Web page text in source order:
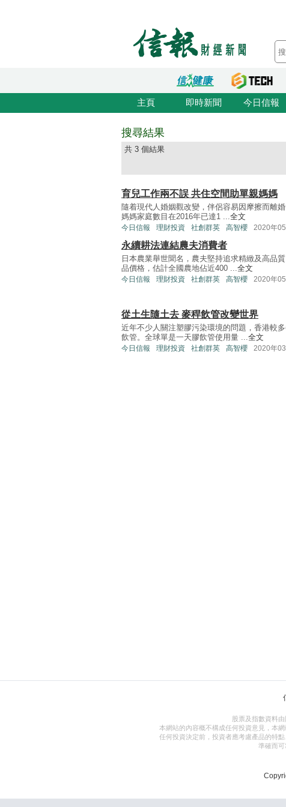
主頁 即時新聞 今日信報
搜尋結果
共 3 個結果
育兒工作兩不誤 共住空間助單親媽媽
隨着現代人婚姻觀改變，伴侶容易因摩擦而離
媽媽家庭數目在2016年已達1 ...全文
今日信報 理財投資 社創群英 高智櫻 2020年
永續耕法連結農夫消費者
日本農業舉世聞名，農夫堅持追求精緻及高品
品價格，估計全國農地佔近400 ...全文
今日信報 理財投資 社創群英 高智櫻 2020年
從土生隨土去 麥稈飲管改變世界
近年不少人關注塑膠污染環境的問題，香港較
飲管。全球單是一天膠飲管使用量 ...全文
今日信報 理財投資 社創群英 高智櫻 2020年
股票及指數資料
本網站的內容概不構成任何投資意見，本
任何投資決定前，投資者應考慮產品的特
準確而可